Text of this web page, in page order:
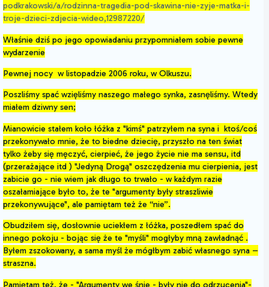
podkrakowski/a/rodzinna-tragedia-pod-skawina-nie-zyje-matka-i-
troje-dzieci-zdjecia-wideo,12987220/
Właśnie dziś po jego opowiadaniu przypomniałem sobie pewne
wydarzenie
Pewnej nocy w listopadzie 2006 roku, w Olkuszu.
Poszliśmy spać wzięliśmy naszego małego synka, zasnęliśmy. Wtedy
miałem dziwny sen;
Mianowicie stałem koło łóżka z "kimś" patrzyłem na syna i ktoś/coś
przekonywało mnie, że to biedne dziecię, przyszło na ten świat
tylko żeby się męczyć, cierpieć, że jego życie nie ma sensu, itd
(przerażające itd ) "Jedyną Drogą" oszczędzenia mu cierpienia, jest
zabicie go - nie wiem jak długo to trwało - w każdym razie
oszałamiające było to, że te "argumenty były straszliwie
przekonywujące", ale pamiętam też że “nie”.
Obudziłem się, dosłownie uciekłem z łóżka, poszedłem spać do
innego pokoju - bojąc się że te "myśli" mogłyby mną zawładnąć .
Byłem zszokowany, a sama myśl że mógłbym zabić własnego syna –
straszna.
Pamiętam też, że - "Argumenty we śnie - były nie do odrzucenia"-